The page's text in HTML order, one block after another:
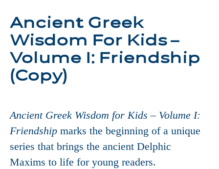
Ancient Greek
Wisdom For Kids –
Volume I: Friendship
(Copy)
Ancient Greek Wisdom for Kids – Volume I:
Friendship marks the beginning of a unique
series that brings the ancient Delphic
Maxims to life for young readers.